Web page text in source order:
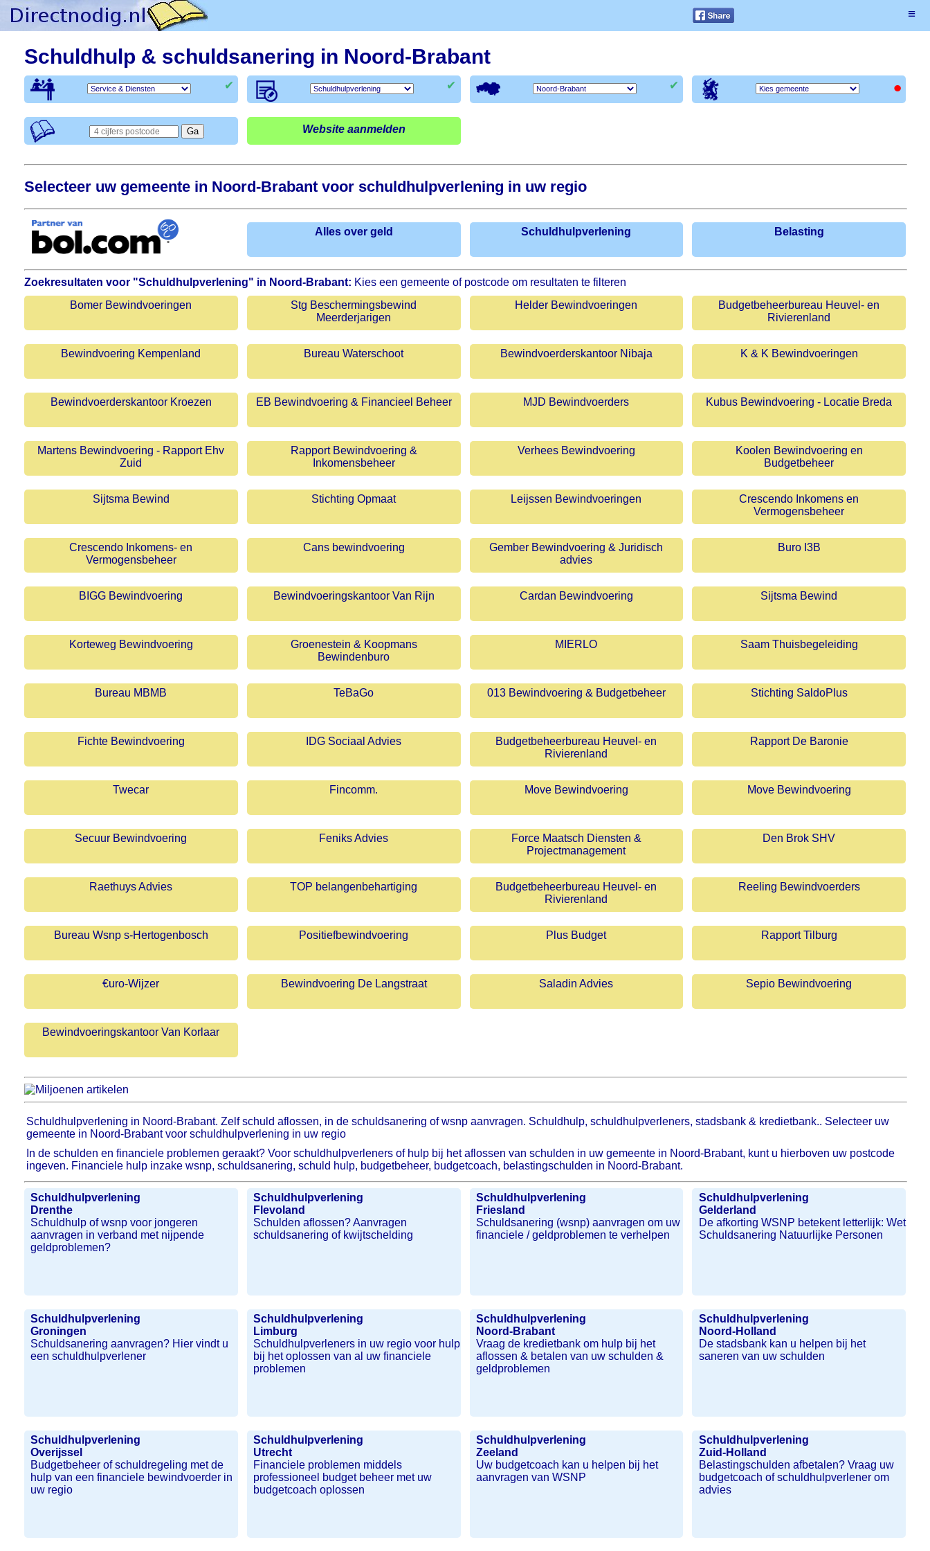
Schuldhulp & schuldsanering in Noord-Brabant
✔ ✔ ✔ •
Website aanmelden
Selecteer uw gemeente in Noord-Brabant voor schuldhulpverlening in uw regio
Alles over geld Schuldhulpverlening Belasting
Zoekresultaten voor "Schuldhulpverlening" in Noord-Brabant: Kies een gemeente of postcode om resultaten te filteren
Bomer Bewindvoeringen
Stg Beschermingsbewind
Meerderjarigen
Helder Bewindvoeringen
Budgetbeheerbureau Heuvel- en
Rivierenland
Bewindvoering Kempenland Bureau Waterschoot Bewindvoerderskantoor Nibaja K & K Bewindvoeringen
Bewindvoerderskantoor Kroezen EB Bewindvoering & Financieel Beheer MJD Bewindvoerders Kubus Bewindvoering - Locatie Breda
Martens Bewindvoering - Rapport Ehv
Zuid
Rapport Bewindvoering &
Inkomensbeheer
Verhees Bewindvoering
Koolen Bewindvoering en
Budgetbeheer
Sijtsma Bewind Stichting Opmaat Leijssen Bewindvoeringen
Crescendo Inkomens en
Vermogensbeheer
Crescendo Inkomens- en
Vermogensbeheer
Cans bewindvoering
Gember Bewindvoering & Juridisch
advies
Buro I3B
BIGG Bewindvoering Bewindvoeringskantoor Van Rijn Cardan Bewindvoering Sijtsma Bewind
Korteweg Bewindvoering
Groenestein & Koopmans
Bewindenburo
MIERLO Saam Thuisbegeleiding
Bureau MBMB TeBaGo 013 Bewindvoering & Budgetbeheer Stichting SaldoPlus
Fichte Bewindvoering IDG Sociaal Advies
Budgetbeheerbureau Heuvel- en
Rivierenland
Rapport De Baronie
Twecar Fincomm. Move Bewindvoering Move Bewindvoering
Secuur Bewindvoering Feniks Advies
Force Maatsch Diensten &
Projectmanagement
Den Brok SHV
Raethuys Advies TOP belangenbehartiging
Budgetbeheerbureau Heuvel- en
Rivierenland
Reeling Bewindvoerders
Bureau Wsnp s-Hertogenbosch Positiefbewindvoering Plus Budget Rapport Tilburg
€uro-Wijzer Bewindvoering De Langstraat Saladin Advies Sepio Bewindvoering
Bewindvoeringskantoor Van Korlaar
Schuldhulpverlening in Noord-Brabant. Zelf schuld aflossen, in de schuldsanering of wsnp aanvragen. Schuldhulp, schuldhulpverleners, stadsbank & kredietbank.. Selecteer uw
gemeente in Noord-Brabant voor schuldhulpverlening in uw regio
In de schulden en financiele problemen geraakt? Voor schuldhulpverleners of hulp bij het aflossen van schulden in uw gemeente in Noord-Brabant, kunt u hierboven uw postcode
ingeven. Financiele hulp inzake wsnp, schuldsanering, schuld hulp, budgetbeheer, budgetcoach, belastingschulden in Noord-Brabant.
Schuldhulpverlening
Drenthe
Schuldhulp of wsnp voor jongeren
aanvragen in verband met nijpende
geldproblemen?
Schuldhulpverlening
Flevoland
Schulden aflossen? Aanvragen
schuldsanering of kwijtschelding
Schuldhulpverlening
Friesland
Schuldsanering (wsnp) aanvragen om uw
financiele / geldproblemen te verhelpen
Schuldhulpverlening
Gelderland
De afkorting WSNP betekent letterlijk: Wet
Schuldsanering Natuurlijke Personen
Schuldhulpverlening
Groningen
Schuldsanering aanvragen? Hier vindt u
een schuldhulpverlener
Schuldhulpverlening
Limburg
Schuldhulpverleners in uw regio voor hulp
bij het oplossen van al uw financiele
problemen
Schuldhulpverlening
Noord-Brabant
Vraag de kredietbank om hulp bij het
aflossen & betalen van uw schulden &
geldproblemen
Schuldhulpverlening
Noord-Holland
De stadsbank kan u helpen bij het
saneren van uw schulden
Schuldhulpverlening
Overijssel
Budgetbeheer of schuldregeling met de
hulp van een financiele bewindvoerder in
uw regio
Schuldhulpverlening
Utrecht
Financiele problemen middels
professioneel budget beheer met uw
budgetcoach oplossen
Schuldhulpverlening
Zeeland
Uw budgetcoach kan u helpen bij het
aanvragen van WSNP
Schuldhulpverlening
Zuid-Holland
Belastingschulden afbetalen? Vraag uw
budgetcoach of schuldhulpverlener om
advies
≡